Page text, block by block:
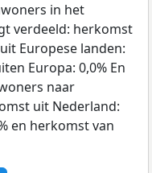
in het
verdeeld: herkomst
Europese landen:
Europa: 0,0% En
naar
uit Nederland:
en herkomst van